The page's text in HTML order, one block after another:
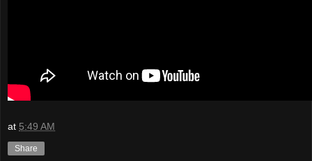
at 5:49 AM
Share